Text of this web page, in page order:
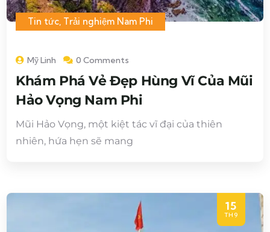
Tin tức Trải nghiệm Nam Phi
Mỹ Linh 0 Comments
Khám Phá Vẻ Đẹp Hùng Vĩ Của Mũi
Hảo Vọng Nam Phi
Mũi Hảo Vọng, một kiệt tác vĩ đại của thiên
nhiên, hứa hẹn sẽ mang
15
TH9